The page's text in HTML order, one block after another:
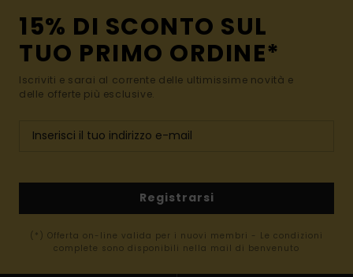
15% DI SCONTO SUL
TUO PRIMO ORDINE*
Iscriviti e sarai al corrente delle ultimissime novità e
delle offerte più esclusive.
Registrarsi
(*) Offerta on-line valida per i nuovi membri - Le condizioni
complete sono disponibili nella mail di benvenuto